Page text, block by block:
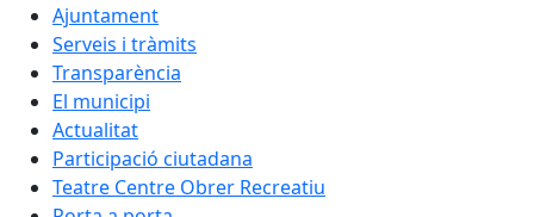
Ajuntament
Serveis i tràmits
Transparència
El municipi
Actualitat
Participació ciutadana
Teatre Centre Obrer Recreatiu